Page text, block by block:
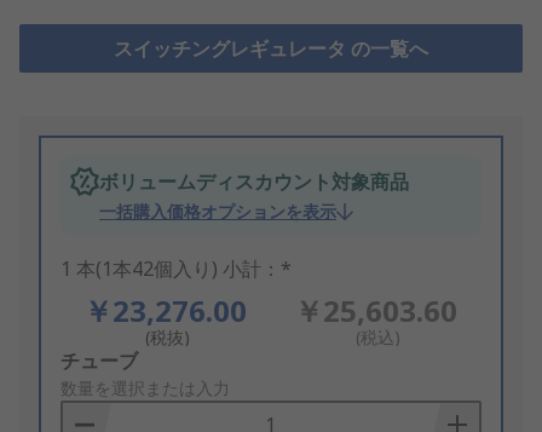
スイッチングレギュレータ の一覧へ
ボリュームディスカウント対象商品
一括購入価格オプションを表示
1 本(1本42個入り) 小計：*
￥23,276.00
(税抜)
￥25,603.60
(税込)
Add
to
Basket
チューブ
数量を選択または入力